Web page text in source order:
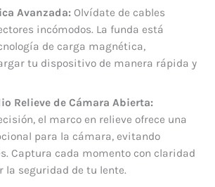
Avanzada:Olvídate de cables
incómodos. La funda está
de carga magnética,
tu dispositivo de manera rápida y
Relieve de Cámara Abierta:
el marco en relieve ofrece una
para la cámara, evitando
Captura cada momento con claridad
la seguridad de tu lente.